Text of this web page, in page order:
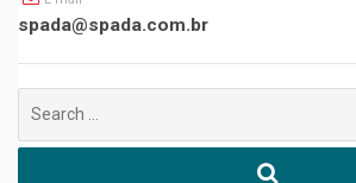
spada@spada.com.br
por: